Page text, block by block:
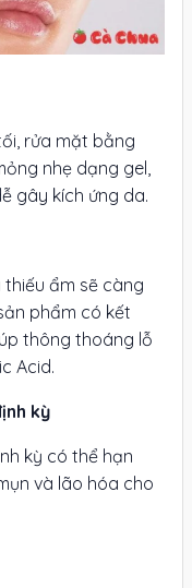
rửa mặt bằng
nhẹ dạng gel,
gây kích ứng da.
ẩm sẽ càng
phẩm có kết
thông thoáng lỗ
Acid.
kỳ
kỳ có thể hạn
và lão hóa cho